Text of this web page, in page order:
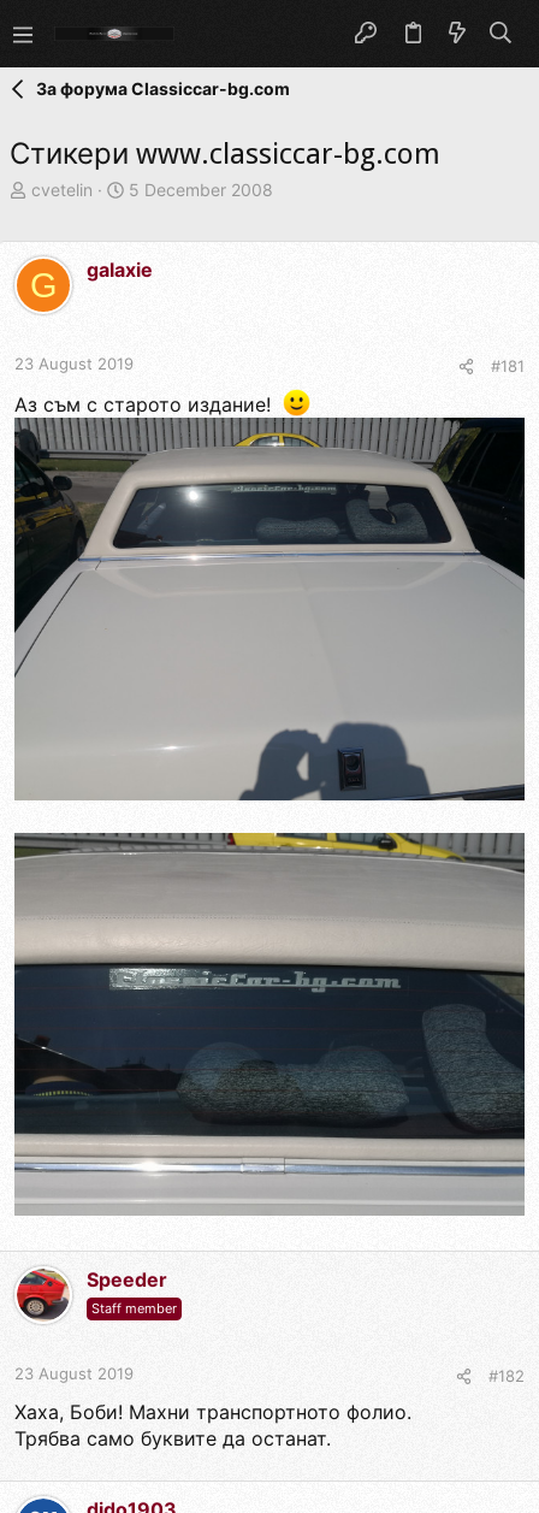
За форума Classiccar-bg.com
Стикери www.classiccar-bg.com
T
e
a
d
a
t
e
r
cvetelin
S
t
e
5 December 2008
G galaxie
23 August 2019 #181
Аз съм с старото издание!
Speeder
Staff member
23 August 2019 #182
Хаха, Боби! Махни транспортното фолио.
Трябва само буквите да останат.